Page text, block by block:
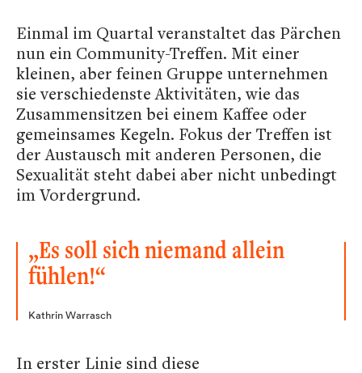
Einmal im Quartal veranstaltet das Pärchen
nun ein Community-Treffen. Mit einer
kleinen, aber feinen Gruppe unternehmen
sie verschiedenste Aktivitäten, wie das
Zusammensitzen bei einem Kaffee oder
gemeinsames Kegeln. Fokus der Treffen ist
der Austausch mit anderen Personen, die
Sexualität steht dabei aber nicht unbedingt
im Vordergrund.
„Es soll sich niemand allein
fühlen!“
Kathrin Warrasch
In erster Linie sind diese